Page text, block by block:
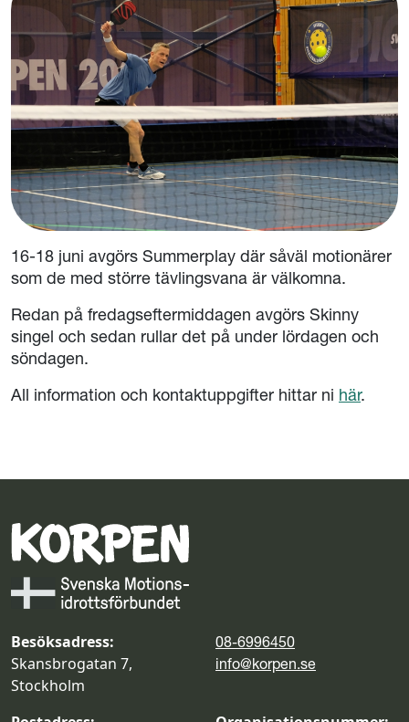
16-18 juni avgörs Summerplay där såväl motionärer
som de med större tävlingsvana är välkomna.
Redan på fredagseftermiddagen avgörs Skinny
singel och sedan rullar det på under lördagen och
söndagen.
All information och kontaktuppgifter hittar ni här.
Besöksadress:
Skansbrogatan 7,
Stockholm
08-6996450
info@korpen.se